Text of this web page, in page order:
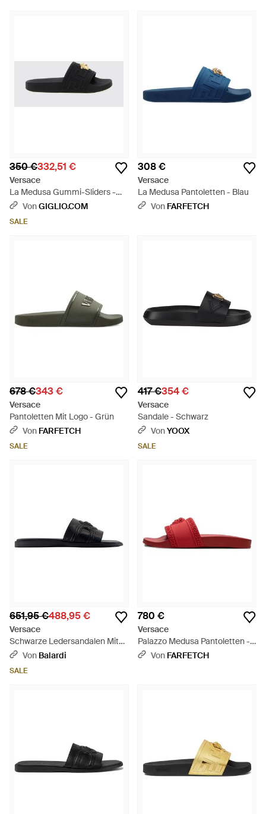
350 €332,51 €
Versace
La Medusa Gummi-Sliders -
Schwarz
VonGIGLIO.COM
SALE
308 €
Versace
La Medusa Pantoletten - Blau
Von FARFETCH
678 €343 €
Versace
Pantoletten Mit Logo - Grün
Von FARFETCH
SALE
417 €354 €
Versace
Sandale - Schwarz
VonYOOX
SALE
651,95 €488,95 €
Versace
Schwarze Ledersandalen Mit
Messingdetails - Schwarz
Von Balardi
SALE
780 €
Versace
Palazzo Medusa Pantoletten -
RotVon FARFETCH